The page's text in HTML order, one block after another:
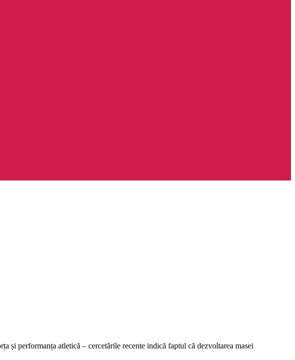
și performanța atletică – cercetările recente indică faptul că dezvoltarea masei